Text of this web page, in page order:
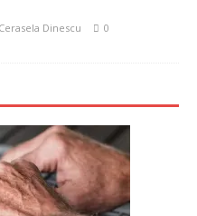
Cerasela Dinescu 0